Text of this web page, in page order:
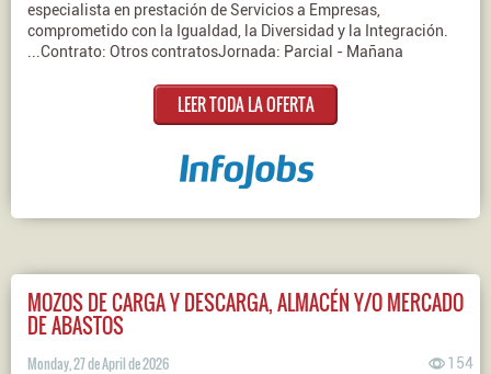
especialista en prestación de Servicios a Empresas,
comprometido con la Igualdad, la Diversidad y la Integración.
...Contrato: Otros contratosJornada: Parcial - Mañana
LEER TODA LA OFERTA
MOZOS DE CARGA Y DESCARGA, ALMACÉN Y/O MERCADO
DE ABASTOS
Monday, 27 de April de 2026 154